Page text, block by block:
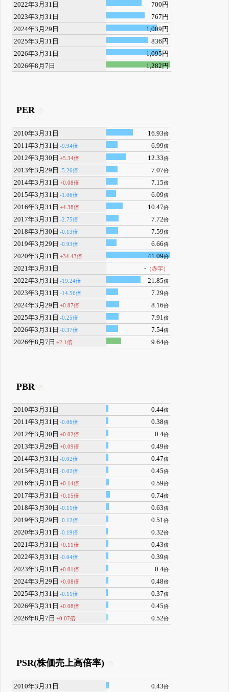
2022年3月31日
700円
2023年3月31日
767円
2024年3月29日
1,009円
2025年3月31日
836円
2026年3月31日
1,095円
2026年8月7日
1,282円
PER
2010年3月31日 16.93倍
2011年3月31日 -9.94倍 6.99倍
2012年3月30日 +5.34倍 12.33倍
2013年3月29日 -5.26倍 7.07倍
2014年3月31日 +0.08倍 7.15倍
2015年3月31日 -1.06倍 6.09倍
2016年3月31日 +4.38倍 10.47倍
2017年3月31日 -2.75倍 7.72倍
2018年3月30日 -0.13倍 7.59倍
2019年3月29日 -0.93倍 6.66倍
2020年3月31日 +34.43倍 41.09倍
2021年3月31日 - （赤字）
2022年3月31日 -19.24倍 21.85倍
2023年3月31日 -14.56倍 7.29倍
2024年3月29日 +0.87倍 8.16倍
2025年3月31日 -0.25倍 7.91倍
2026年3月31日 -0.37倍 7.54倍
2026年8月7日 +2.1倍 9.64倍
PBR
2010年3月31日 0.44倍
2011年3月31日 -0.06倍 0.38倍
2012年3月30日 +0.02倍 0.4倍
2013年3月29日 +0.09倍 0.49倍
2014年3月31日 -0.02倍 0.47倍
2015年3月31日 -0.02倍 0.45倍
2016年3月31日 +0.14倍 0.59倍
2017年3月31日 +0.15倍 0.74倍
2018年3月30日 -0.11倍 0.63倍
2019年3月29日 -0.12倍 0.51倍
2020年3月31日 -0.19倍 0.32倍
2021年3月31日 +0.11倍 0.43倍
2022年3月31日 -0.04倍 0.39倍
2023年3月31日 +0.01倍 0.4倍
2024年3月29日 +0.08倍 0.48倍
2025年3月31日 -0.11倍 0.37倍
2026年3月31日 +0.08倍 0.45倍
2026年8月7日 +0.07倍 0.52倍
PSR(株価売上高倍率)
2010年3月31日 0.43倍